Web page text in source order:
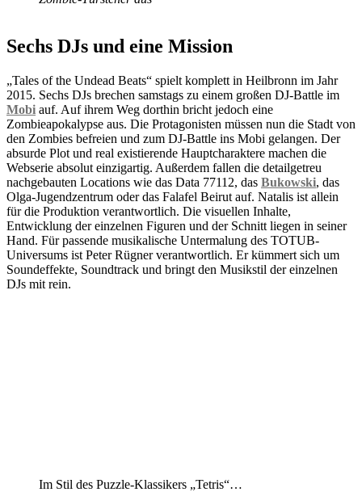
Sechs DJs und eine Mission
„Tales of the Undead Beats“ spielt komplett in Heilbronn im Jahr
2015. Sechs DJs brechen samstags zu einem großen DJ-Battle im
Mobi auf. Auf ihrem Weg dorthin bricht jedoch eine
Zombieapokalypse aus. Die Protagonisten müssen nun die Stadt von
den Zombies befreien und zum DJ-Battle ins Mobi gelangen. Der
absurde Plot und real existierende Hauptcharaktere machen die
Webserie absolut einzigartig. Außerdem fallen die detailgetreu
nachgebauten Locations wie das Data 77112, das Bukowski, das
Olga-Jugendzentrum oder das Falafel Beirut auf. Natalis ist allein
für die Produktion verantwortlich. Die visuellen Inhalte,
Entwicklung der einzelnen Figuren und der Schnitt liegen in seiner
Hand. Für passende musikalische Untermalung des TOTUB-
Universums ist Peter Rügner verantwortlich. Er kümmert sich um
Soundeffekte, Soundtrack und bringt den Musikstil der einzelnen
DJs mit rein.
Im Stil des Puzzle-Klassikers „Tetris“…